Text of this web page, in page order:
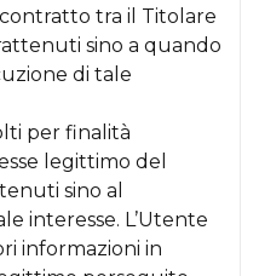
tra il Titolare
sino a quando
di tale
per finalità
legittimo del
sino al
interesse. L’Utente
informazioni in